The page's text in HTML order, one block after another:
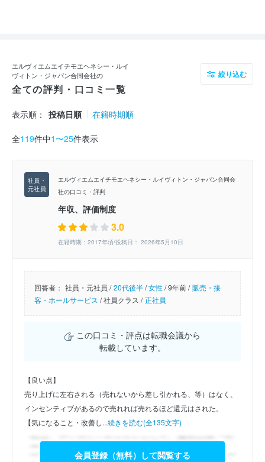
エルヴィエムエイチモエヘネシー・ルイ
ヴィトン・ジャパン合同会社の
全ての評判・口コミ一覧
絞り込む
表示順： 投稿日順 在籍時期順
全119件中1〜25件表示
エルヴィエムエイチモエヘネシー・ルイヴィトン・ジャパン合同会
社の口コミ・評判
年収、評価制度
3.0
在籍時期：2017年頃/投稿日： 2026年5月10日
回答者： 社員・元社員 / 20代後半/女性/9年前 / 販売・接
客・ホールサービス /社員クラス / 正社員
この口コミ・評点は転職会議から
転載しています。
【良い点】
売り上げに左右される（売れないから差し引かれる、等）はなく、
インセンティブがあるので売れれば売れるほど還元はされた。
【気になること・改善し...続きを読む(全135文字)
会員登録（無料）して閲覧する